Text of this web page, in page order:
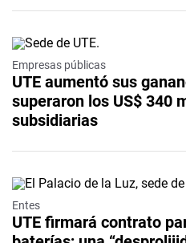
Empresas públicas
UTE aumentó sus
superaron los US$ 340
subsidiarias
Entes
UTE firmará contrato